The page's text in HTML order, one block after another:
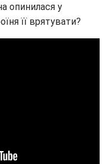
опинилася у
її врятувати?